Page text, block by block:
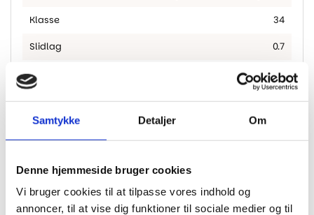
Samtykke Detaljer Om
Denne hjemmeside bruger cookies
Vi bruger cookies til at tilpasse vores indhold og
annoncer, til at vise dig funktioner til sociale medier og til
Klasse 34
Slidlag 0.7
Garanti
Bolig
30 år
Erhverv
Fas
Planketype Sildeben